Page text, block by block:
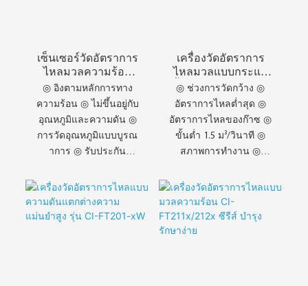
เซ็นเซอร์วัดอัตราการ
ไหลมวลความร้อน
แบบกะทัดรัดและไว
ต่อการตรวจจับ รุ่น
CI-SM80/81
◎ อิงตามหลักการทาง
ความร้อน ◎ ไม่ขึ้นอยู่กับ
อุณหภูมิและความดัน ◎
การวัดอุณหภูมิแบบบูรณ
าการ ◎ รับประกัน
คุณภาพคือสิ่งสำคัญที่สุด
เสมอ ◎ การพัฒนาใน
ระยะยาว ◎ ซีรี่ส์ CI-
เครื่องวัดอัตราการ
ไหลมวลแบบกระแส
น้ำวนคู่ประสิทธิภาพ
สูง CI-FV20x-V
◎ ช่วงการวัดกว้าง ◎
อัตราการไหลต่ำสุด ◎
อัตราการไหลของก๊าซ ◎
ขั้นต่ำ 1.5 ม³/วินาที ◎
สภาพการทำงาน ◎
สกปรก ◎ อากาศอัดชื้น